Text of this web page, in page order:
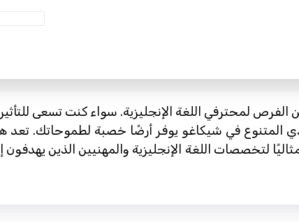
لمحترفي اللغة الإنجليزية. سواء كنت تسعى
المتنوع في شيكاغو يوفر أرضًا خصبة لطموحاتك. تعد
لتخصصات اللغة الإنجليزية والمهنيين الذين يهدفون